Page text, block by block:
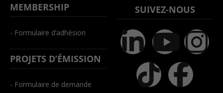
MEMBERSHIP
- Formulaire d’adhésion
PROJETS D’ÉMISSION
- Formulaire de demande
SUIVEZ-NOUS